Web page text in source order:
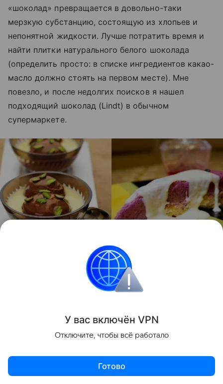
«шоколад» превращается в довольно-таки
мерзкую субстанцию, состоящую из хлопьев и
непонятной жидкости. Лучше потратить время и
найти плитки натурального белого шоколада
(определить просто: в списке ингредиентов какао-
масло должно стоять на первом месте). Мне
повезло, и после недолгих поисков я нашел
подходящий шоколад (Lindt) в обычном
супермаркете.
Слева - фото из книги, справа - фото автора
У вас включён VPN
Отключите, чтобы всё работало
Готово